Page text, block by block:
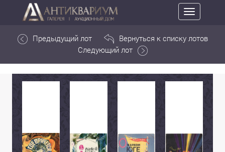
Toggle
navigation
Предыдущий лот
Вернуться к списку лотов
Следующий лот